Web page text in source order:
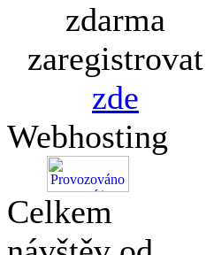
zdarma
zaregistrovat
zde
Webhosting
Celkem